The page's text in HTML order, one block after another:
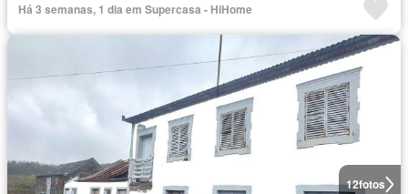
Há 3 semanas, 1 dia em Supercasa - HiHome
12fotos